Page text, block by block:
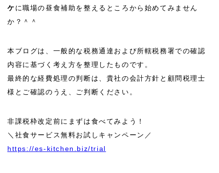
ケに職場の昼食補助を整えるところから始めてみません
か？＾＾
本ブログは、一般的な税務通達および所轄税務署での確認
内容に基づく考え方を整理したものです。
最終的な経費処理の判断は、貴社の会計方針と顧問税理士
様とご確認のうえ、ご判断ください。
非課税枠改定前にまずは食べてみよう！
＼社食サービス無料お試しキャンペーン／
https://es-kitchen.biz/trial